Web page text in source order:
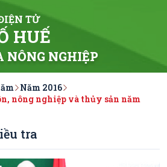
NÔNG NGHIỆP
TỬ
HUẾ
Năm 2016
nông nghiệp và thủy sản năm
tra